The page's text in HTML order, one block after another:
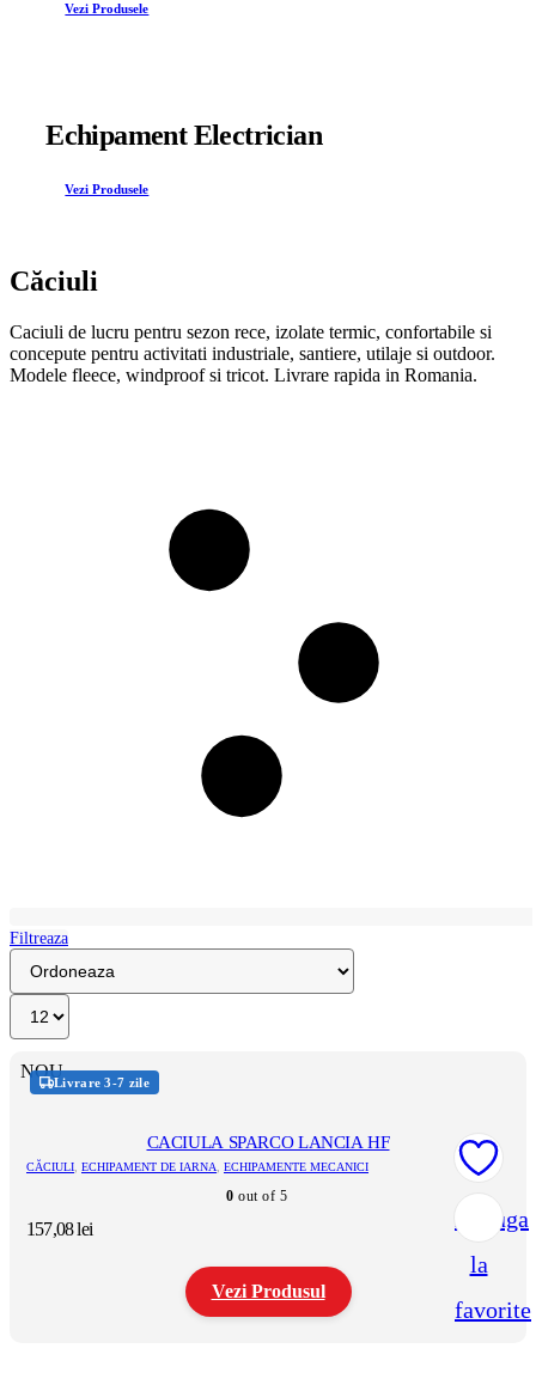
Vezi Produsele
Echipament Electrician
Vezi Produsele
Căciuli
Caciuli de lucru pentru sezon rece, izolate termic, confortabile si
concepute pentru activitati industriale, santiere, utilaje si outdoor.
Modele fleece, windproof si tricot. Livrare rapida in Romania.
Filtreaza
NOU
Adauga
la
favorite
Livrare 3-7 zile
CACIULA SPARCO LANCIA HF
CĂCIULI, ECHIPAMENT DE IARNA, ECHIPAMENTE MECANICI
0 out of 5
157,08lei
Vezi Produsul